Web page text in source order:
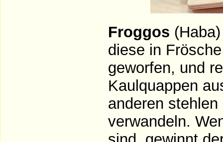
Froggos
diese in
geworfen, und
Kaulquappen
anderen
verwandeln.